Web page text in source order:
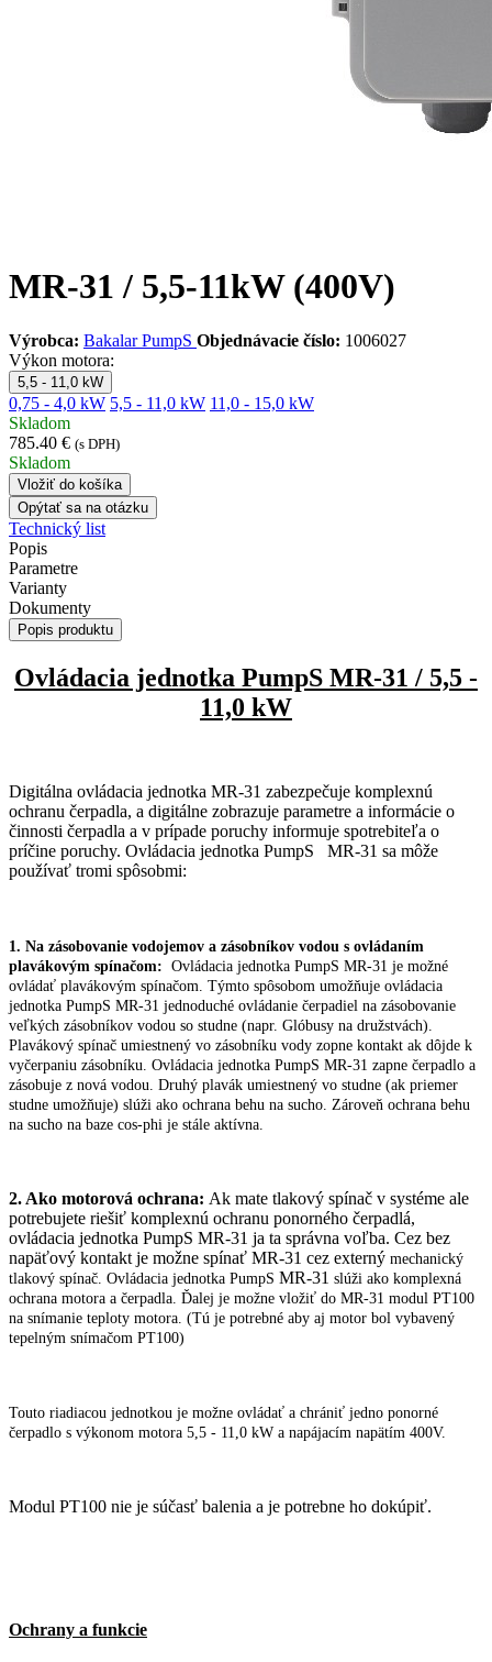
MR-31 / 5,5-11kW (400V)
Výrobca: Bakalar PumpS Objednávacie číslo: 1006027
Výkon motora:
5,5 - 11,0 kW
0,75 - 4,0 kW 5,5 - 11,0 kW 11,0 - 15,0 kW
Skladom
785.40 € (s DPH)
Skladom
Vložiť do košíka
Opýtať sa na otázku
Technický list
Popis
Parametre
Varianty
Dokumenty
Popis produktu
Ovládacia jednotka PumpS MR-31 / 5,5 -
11,0 kW
Digitálna ovládacia jednotka MR-31 zabezpečuje komplexnú
ochranu čerpadla, a digitálne zobrazuje parametre a informácie o
činnosti čerpadla a v prípade poruchy informuje spotrebiteľa o
príčine poruchy. Ovládacia jednotka PumpS MR-31 sa môže
používať tromi spôsobmi:
1. Na zásobovanie vodojemov a zásobníkov vodou s ovládaním
plavákovým spínačom: Ovládacia jednotka PumpS MR-31 je možné
ovládať plavákovým spínačom. Týmto spôsobom umožňuje ovládacia
jednotka PumpS MR-31 jednoduché ovládanie čerpadiel na zásobovanie
veľkých zásobníkov vodou so studne (napr. Glóbusy na družstvách).
Plavákový spínač umiestnený vo zásobníku vody zopne kontakt ak dôjde k
vyčerpaniu zásobníku. Ovládacia jednotka PumpS MR-31 zapne čerpadlo a
zásobuje z nová vodou. Druhý plavák umiestnený vo studne (ak priemer
studne umožňuje) slúži ako ochrana behu na sucho. Zároveň ochrana behu
na sucho na baze cos-phi je stále aktívna.
2. Ako motorová ochrana: Ak mate tlakový spínač v systéme ale
potrebujete riešiť komplexnú ochranu ponorného čerpadlá,
ovládacia jednotka PumpS MR-31 ja ta správna voľba. Cez bez
napäťový kontakt je možne spínať MR-31 cez externý mechanický
tlakový spínač. Ovládacia jednotka PumpS MR-31 slúži ako komplexná
ochrana motora a čerpadla. Ďalej je možne vložiť do MR-31 modul PT100
na snímanie teploty motora. (Tú je potrebné aby aj motor bol vybavený
tepelným snímačom PT100)
Touto riadiacou jednotkou je možne ovládať a chrániť jedno ponorné
čerpadlo s výkonom motora 5,5 - 11,0 kW a napájacím napätím 400V.
Modul PT100 nie je súčasť balenia a je potrebne ho dokúpiť.
Ochrany a funkcie